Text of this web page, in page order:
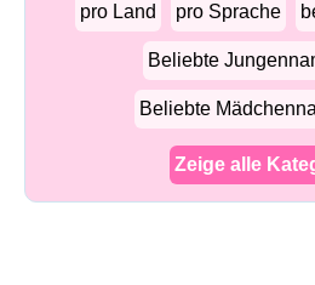
pro Land pro Sprache
Beliebte
Beliebte
Zeige alle